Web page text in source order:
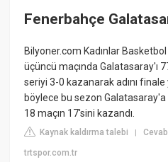
Fenerbahçe
Bilyoner.com Kadınlar
üçüncü maçında Galatasaray'ı
seriyi 3-0 kazanarak adını finale
böylece bu sezon Galatasaray'a
18 maçın 17'sini kazandı.
Kaynak kaldırma talebi |
trtspor.com.tr